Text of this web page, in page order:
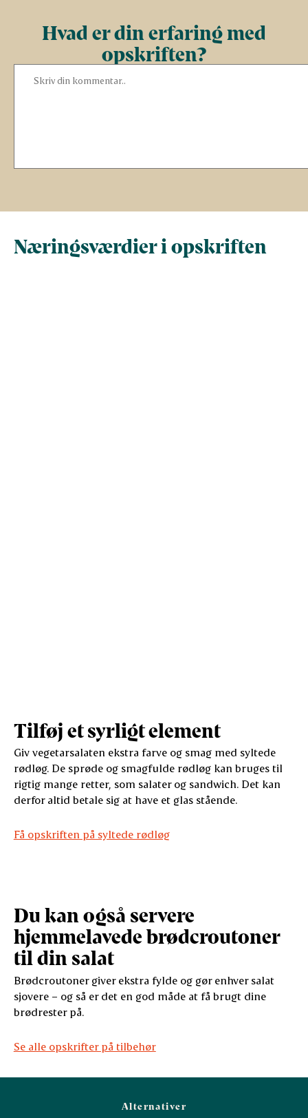
Hvad er din erfaring med
opskriften?
Næringsværdier i opskriften
Tilføj et syrligt element
Giv vegetarsalaten ekstra farve og smag med syltede
rødløg. De sprøde og smagfulde rødløg kan bruges til
rigtig mange retter, som salater og sandwich. Det kan
derfor altid betale sig at have et glas stående.
Få opskriften på syltede rødløg
Du kan også servere
hjemmelavede brødcroutoner
til din salat
Brødcroutoner giver ekstra fylde og gør enhver salat
sjovere – og så er det en god måde at få brugt dine
brødrester på.
Se alle opskrifter på tilbehør
Alternativer